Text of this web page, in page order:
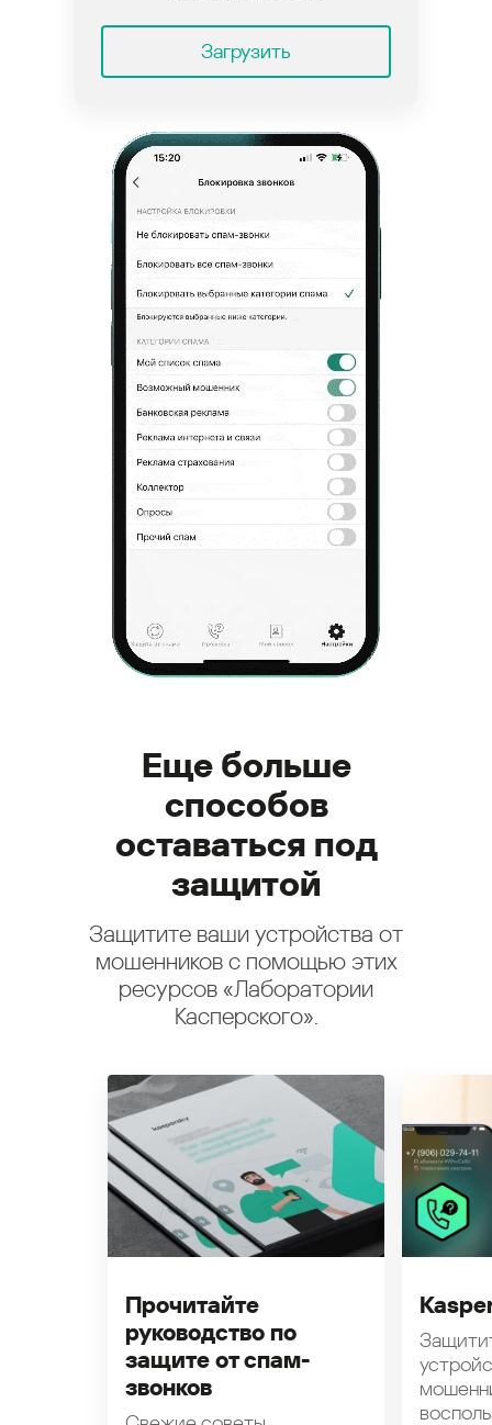
Загрузить
Еще больше
способов
оставаться под
защитой
Защитите ваши устройства от
мошенников с помощью этих
ресурсов «Лаборатории
Касперского».
Прочитайте
руководство по
защите от спам-
звонков